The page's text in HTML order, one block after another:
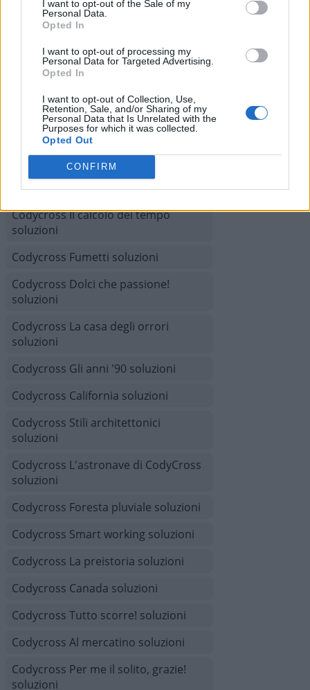
I want to opt-out of the Sale of my
Personal Data.
Opted In
I want to opt-out of processing my
Personal Data for Targeted Advertising.
Opted In
I want to opt-out of Collection, Use,
Retention, Sale, and/or Sharing of my
Personal Data that Is Unrelated with the
Purposes for which it was collected.
Opted Out
CONFIRM
Codycross Esplorando lo Spazio
soluzioni
Codycross Vita da Studente soluzioni
Codycross Giochi soluzioni
Codycross Mesopotamia soluzioni
Codycross Città del Futuro soluzioni
Codycross Australia soluzioni
Codycross Isola del tesoro soluzioni
Codycross Il calcolo del tempo
soluzioni
Codycross Fumetti soluzioni
Codycross Dolci che passione!
soluzioni
Codycross La casa degli orrori
soluzioni
Codycross Gli anni '90 soluzioni
Codycross California soluzioni
Codycross Stili architettonici
soluzioni
Codycross L'astronave di CodyCross
soluzioni
Codycross Foresta pluviale soluzioni
Codycross Smart working soluzioni
Codycross La preistoria soluzioni
Codycross Canada soluzioni
Codycross Tutto scorre! soluzioni
Codycross Al mercatino soluzioni
Codycross Per me il solito, grazie!
soluzioni